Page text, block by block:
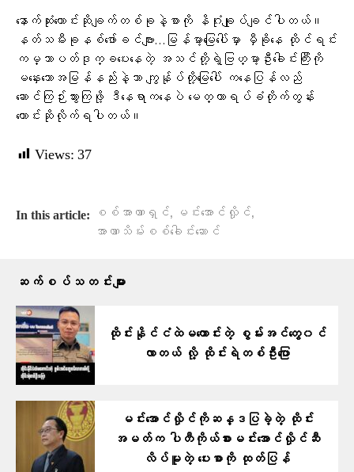
နောက်ဆုံးတောင်းဆိုချက်တစ်ခုနဲ့စာကို နိဂုံးချုပ်ချင်ပါတယ်။
နတ်သမီးခုနစ်ဖော်ခင်ဗျား…မြန်မာ့မြေပေါ်မှာ မှီခိုနေ ထိုင်ရင်း
ကမ္ဘာပတ်ဒုက္ခပေးနေတဲ့ အသင်တို့ရဲ့ဗြဟ္မာ့ဦးခေါင်းကြီးကို
မနှေးသောအမြန်နည်းနဲ့သာ ကျွန်ုပ်တို့မြေပေါ် ကနေပြန်လည်
ဆောင်ကြဉ်းသွားကြဖို့ ဒီနေရာကနေပဲ မေတ္တာရပ်ခံတိုက်တွန်း
တောင်းဆိုလိုက်ရပါတယ်။
Views: 37
In this article: စစ်အာဏာရှင်, မင်းအောင်လှိုင်,
အာဏာသိမ်းစစ်ခေါင်းဆောင်
ဆက်စပ်သတင်းများ
ထိုင်းနိုင်ငံထဲမကောင်းတဲ့ စွမ်းအင်တွေ၀င်
လာတယ် လို့ ထိုင်းရဲတစ်ဦး​​ပြော
မင်းအောင်လှိုင်ကိုဆန္ဒပြခဲ့တဲ့ ထိုင်း
အမတ်က ပါတီကိုယ်စားမင်းအောင်လှိုင်ဆီ
လိပ်မူတဲ့ ပေးစာကို ထုတ်ပြန်